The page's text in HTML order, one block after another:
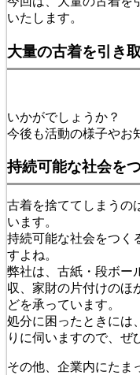
いたします。
大量の古着を引き
いかがでしょうか？
今後も活動の様子やお
持続可能な社会を
古着を捨ててしまうの
います。
持続可能な社会をつく
すよね。
弊社は、古紙・段ボー
収、家財の片付けのほ
どを承っています。
処分に困ったときには
りに伺いますので、ぜ
その他、企業内にたま